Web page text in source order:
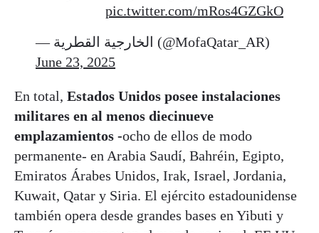
pic.twitter.com/mRos4GZGkO
— الخارجية القطرية (@MofaQatar_AR)
June 23, 2025
En total, Estados Unidos posee instalaciones
militares en al menos diecinueve
emplazamientos -ocho de ellos de modo
permanente- en Arabia Saudí, Bahréin, Egipto,
Emiratos Árabes Unidos, Irak, Israel, Jordania,
Kuwait, Qatar y Siria. El ejército estadounidense
también opera desde grandes bases en Yibuti y